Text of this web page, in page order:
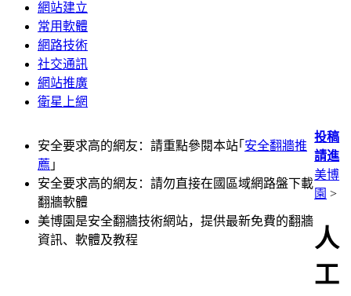
網站建立
常用軟體
網路技術
社交通訊
網站推廣
衛星上網
安全要求高的網友：請重點參閱本站｢ 安全翻牆推
薦 ｣
安全要求高的網友：請勿直接在國區域網路盤下載
翻牆軟體
美博園是安全翻牆技術網站，提供最新免費的翻牆
資訊、軟體及教程
投稿
請進
美博
園 >
人
工